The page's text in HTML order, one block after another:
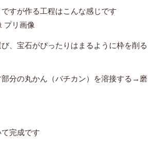
すが作る工程はこんな感じです
、宝石がぴったりはまるように枠を削る
分の丸かん（バチカン）を溶接する→磨
完成です